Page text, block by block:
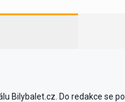
Bilybalet.cz. Do redakce se